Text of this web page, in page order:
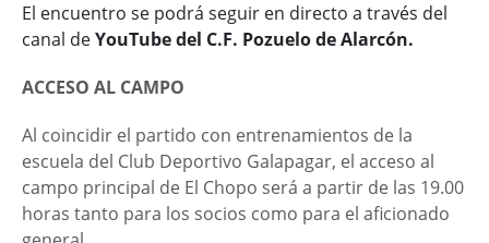
El encuentro se podrá seguir en directo a través del
canal deYouTube del C.F. Pozuelo de Alarcón.
ACCESO AL CAMPO
Al coincidir el partido con entrenamientos de la
escuela del Club Deportivo Galapagar, el acceso al
campo principal de El Chopo será a partir de las 19.00
horas tanto para los socios como para el aficionado